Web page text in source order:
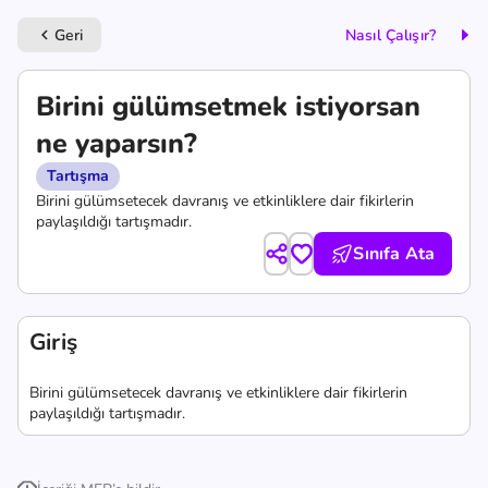
keyboard_arrow_left Geri Nasıl Çalışır?
Birini gülümsetmek istiyorsan
ne yaparsın?
Tartışma
Birini gülümsetecek davranış ve etkinliklere dair fikirlerin
paylaşıldığı tartışmadır.
Sınıfa Ata
Giriş
Birini gülümsetecek davranış ve etkinliklere dair fikirlerin
paylaşıldığı tartışmadır.